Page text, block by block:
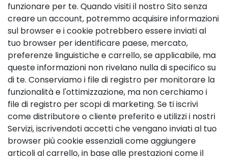
funzionare per te. Quando visiti il nostro Sito senza
creare un account, potremmo acquisire informazioni
sul browser e i cookie potrebbero essere inviati al
tuo browser per identificare paese, mercato,
preferenze linguistiche e carrello, se applicabile, ma
queste informazioni non rivelano nulla di specifico su
di te. Conserviamo i file di registro per monitorare la
funzionalità e l'ottimizzazione, ma non cerchiamo i
file di registro per scopi di marketing. Se ti iscrivi
come distributore o cliente preferito e utilizzi i nostri
Servizi, iscrivendoti accetti che vengano inviati al tuo
browser più cookie essenziali come aggiungere
articoli al carrello, in base alle prestazioni come il